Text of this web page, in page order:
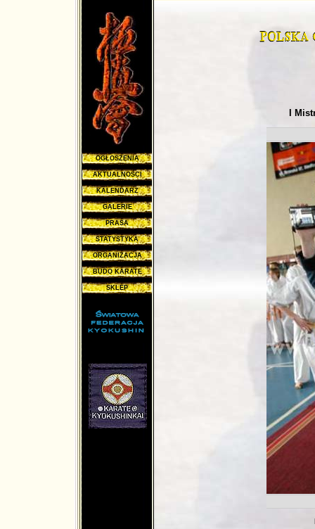
OGŁOSZENIA
AKTUALNOŚCI
KALENDARZ
GALERIE
PRASA
STATYSTYKA
ORGANIZACJA
BUDO KARATE
SKLEP
I